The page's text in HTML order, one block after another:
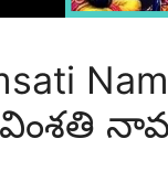
నామ